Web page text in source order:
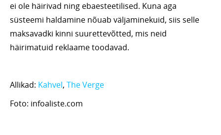
ei ole häirivad ning ebaesteetilised. Kuna aga
süsteemi haldamine nõuab väljaminekuid, siis selle
maksavadki kinni suurettevõtted, mis neid
häirimatuid reklaame toodavad.
Allikad: Kahvel, The Verge
Foto: infoaliste.com